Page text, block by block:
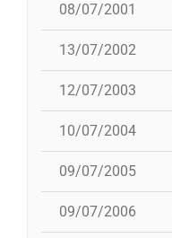
08/07/2001
13/07/2002
12/07/2003
10/07/2004
09/07/2005
09/07/2006